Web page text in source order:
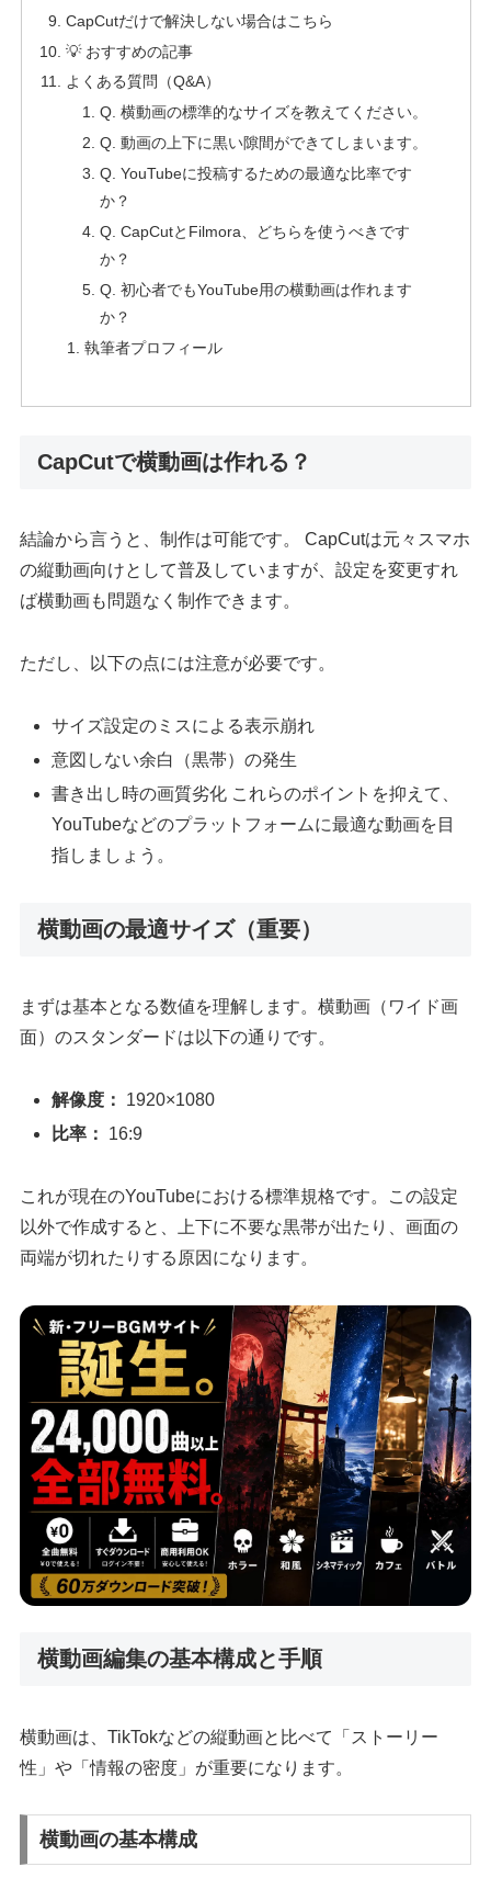
CapCutだけで解決しない場合はこちら
💡 おすすめの記事
よくある質問（Q&A）
Q. 横動画の標準的なサイズを教えてください。
Q. 動画の上下に黒い隙間ができてしまいます。
Q. YouTubeに投稿するための最適な比率です
か？
Q. CapCutとFilmora、どちらを使うべきです
か？
Q. 初心者でもYouTube用の横動画は作れます
か？
執筆者プロフィール
CapCutで横動画は作れる？
結論から言うと、制作は可能です。 CapCutは元々スマホ
の縦動画向けとして普及していますが、設定を変更すれ
ば横動画も問題なく制作できます。
ただし、以下の点には注意が必要です。
サイズ設定のミスによる表示崩れ
意図しない余白（黒帯）の発生
書き出し時の画質劣化 これらのポイントを抑えて、
YouTubeなどのプラットフォームに最適な動画を目
指しましょう。
横動画の最適サイズ（重要）
まずは基本となる数値を理解します。横動画（ワイド画
面）のスタンダードは以下の通りです。
解像度：
1920×1080
比率：
16:9
これが現在のYouTubeにおける標準規格です。この設定
以外で作成すると、上下に不要な黒帯が出たり、画面の
両端が切れたりする原因になります。
横動画編集の基本構成と手順
横動画は、TikTokなどの縦動画と比べて「ストーリー
性」や「情報の密度」が重要になります。
横動画の基本構成